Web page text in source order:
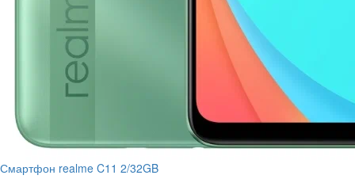
Смартфон realme C11 2/32GB